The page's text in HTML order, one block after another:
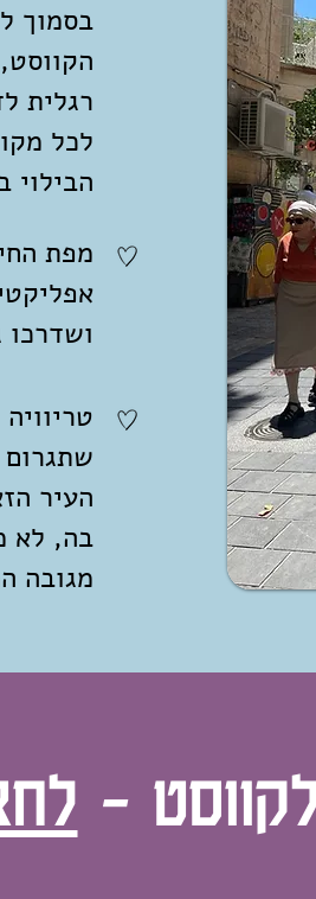
בסמוך
רגלית
לכל
הבילוי
מפת
שתגרום
העיר
בה, לא
מגובה
-